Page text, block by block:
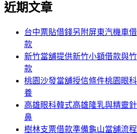
近期文章
台中票貼借錢另附屏東汽機車
款
新竹當舖提供新竹小額借款與
款
桃園沙發當舖授信條件桃園眼
養
高雄眼科韓式高雄隆乳與精靈
鼻
樹林支票借款準備龜山當舖流